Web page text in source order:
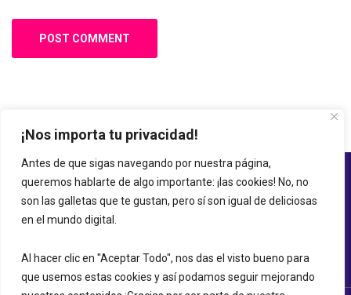
¡Nos importa tu privacidad!
Antes de que sigas navegando por nuestra página,
queremos hablarte de algo importante: ¡las cookies! No, no
son las galletas que te gustan, pero sí son igual de deliciosas
en el mundo digital.
Al hacer clic en "Aceptar Todo", nos das el visto bueno para
que usemos estas cookies y así podamos seguir mejorando